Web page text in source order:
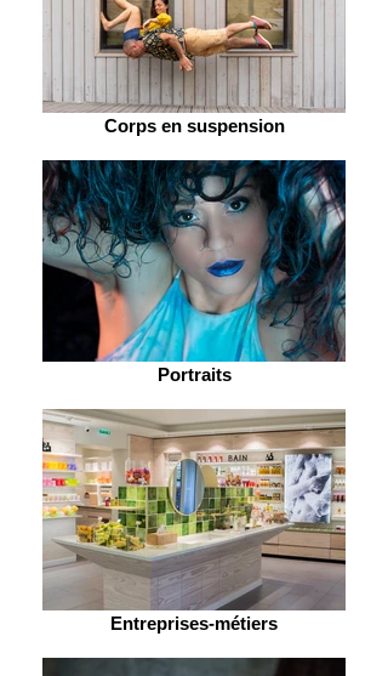
Corps en suspension
Portraits
Entreprises-métiers